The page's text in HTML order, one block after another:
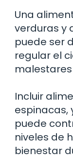
Una
verduras y
puede ser
regular el
Incluir
espinacas,
puede
niveles de
bienestar